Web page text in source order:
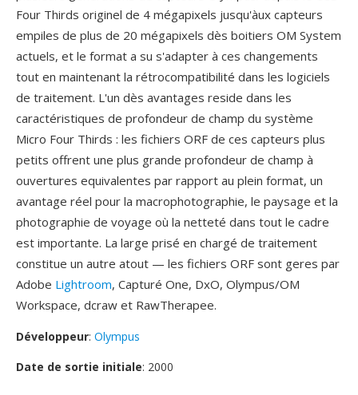
Four Thirds originel de 4 mégapixels jusqu'àux capteurs
empiles de plus de 20 mégapixels dès boitiers OM System
actuels, et le format a su s'adapter à ces changements
tout en maintenant la rétrocompatibilité dans les logiciels
de traitement. L'un dès avantages reside dans les
caractéristiques de profondeur de champ du système
Micro Four Thirds : les fichiers ORF de ces capteurs plus
petits offrent une plus grande profondeur de champ à
ouvertures equivalentes par rapport au plein format, un
avantage réel pour la macrophotographie, le paysage et la
photographie de voyage où la netteté dans tout le cadre
est importante. La large prisé en chargé de traitement
constitue un autre atout — les fichiers ORF sont geres par
Adobe Lightroom, Capturé One, DxO, Olympus/OM
Workspace, dcraw et RawTherapee.
Développeur: Olympus
Date de sortie initiale: 2000